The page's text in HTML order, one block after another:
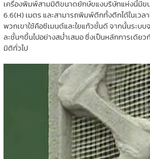
เครื่องพิมพ์สามมิติขนาดยักษ์ขแงบริษัทแห่งนี้มีขน
6.6(H) เมตร และสามารถพิมพ์ตึกทั้งตึกได้ในเวลา
พวกเขาใช้คือซีเมนต์และใยแก้วชั้นดี จากนั้นระ
ละชั้นๆขึ้นไปอย่างสม่ำเสมอ ซึ่งเป็นหลักการเดีย
มิติทั่วไป